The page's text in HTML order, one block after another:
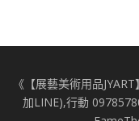
《【展藝美術用品
加LINE),行動